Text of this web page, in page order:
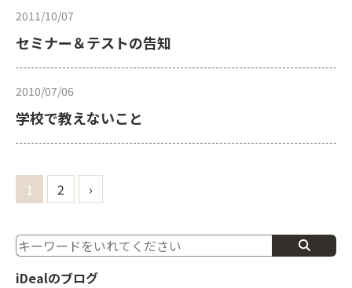
2011/10/07
セミナー＆テストの告知
2010/07/06
学校で教えないこと
1 2 ›
iDealのブログ